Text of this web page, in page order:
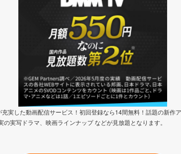
実した動画配信サービス！初回登録なら14間無料！話題の新作
実写ドラマ、映画ラインナップ などが見放題となります。